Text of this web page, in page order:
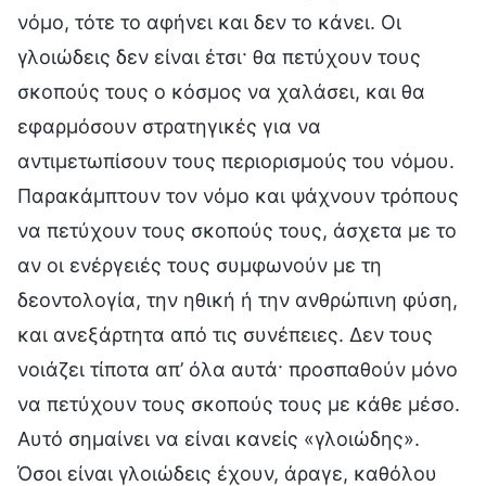
νόμο, τότε το αφήνει και δεν το κάνει. Οι
γλοιώδεις δεν είναι έτσι· θα πετύχουν τους
σκοπούς τους ο κόσμος να χαλάσει, και θα
εφαρμόσουν στρατηγικές για να
αντιμετωπίσουν τους περιορισμούς του νόμου.
Παρακάμπτουν τον νόμο και ψάχνουν τρόπους
να πετύχουν τους σκοπούς τους, άσχετα με το
αν οι ενέργειές τους συμφωνούν με τη
δεοντολογία, την ηθική ή την ανθρώπινη φύση,
και ανεξάρτητα από τις συνέπειες. Δεν τους
νοιάζει τίποτα απ’ όλα αυτά· προσπαθούν μόνο
να πετύχουν τους σκοπούς τους με κάθε μέσο.
Αυτό σημαίνει να είναι κανείς «γλοιώδης».
Όσοι είναι γλοιώδεις έχουν, άραγε, καθόλου